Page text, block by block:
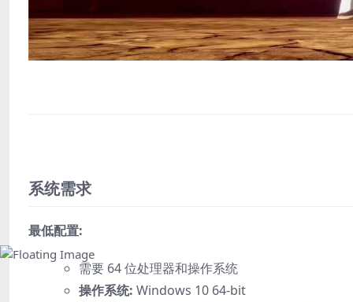
系统需求
最低配置:
需要 64 位处理器和操作系统
操作系统: Windows 10 64-bit